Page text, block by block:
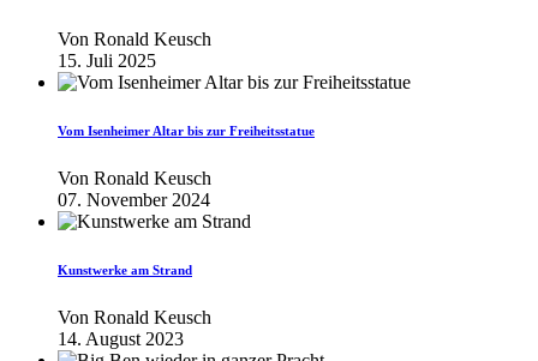
Von Ronald Keusch
15. Juli 2025
Vom Isenheimer Altar bis zur Freiheitsstatue
Von Ronald Keusch
07. November 2024
Kunstwerke am Strand
Von Ronald Keusch
14. August 2023